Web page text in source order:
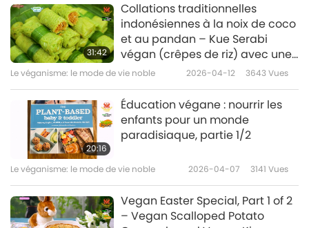
31:42
Collations traditionnelles
indonésiennes à la noix de coco
et au pandan – Kue Serabi
végan (crêpes de riz) avec une
sauce au jacquier et au sucre
végan (crêpes roulées)
Le véganisme: le mode de vie noble 2026-04-12 3643Vues
20:16
Éducation végane : nourrir les
enfants pour un monde
paradisiaque, partie 1/2
Le véganisme: le mode de vie noble 2026-04-07 3141 Vues
Vegan Easter Special, Part 1 of 2
– Vegan Scalloped Potato